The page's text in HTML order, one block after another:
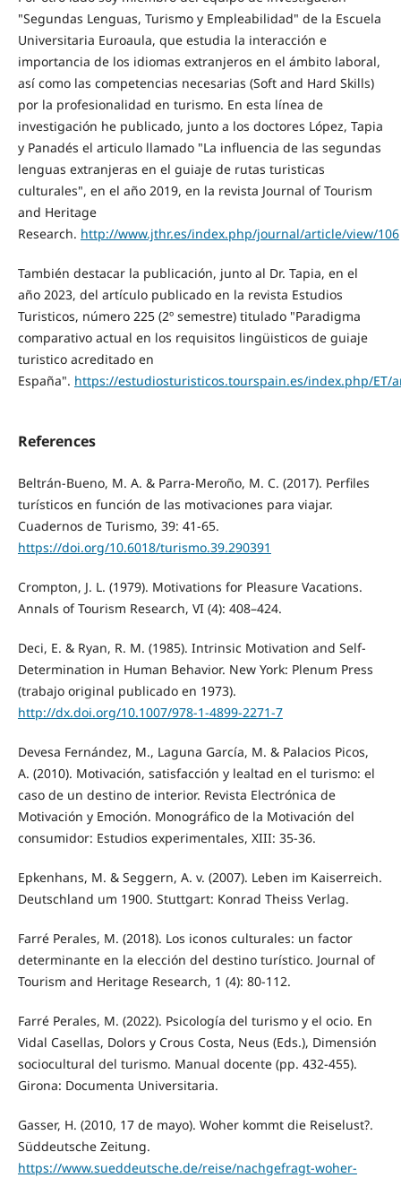
"Segundas Lenguas, Turismo y Empleabilidad" de la Escuela
Universitaria Euroaula, que estudia la interacción e
importancia de los idiomas extranjeros en el ámbito laboral,
así como las competencias necesarias (Soft and Hard Skills)
por la profesionalidad en turismo. En esta línea de
investigación he publicado, junto a los doctores López, Tapia
y Panadés el articulo llamado "La influencia de las segundas
lenguas extranjeras en el guiaje de rutas turisticas
culturales", en el año 2019, en la revista Journal of Tourism
and Heritage
Research. http://www.jthr.es/index.php/journal/article/view/106
También destacar la publicación, junto al Dr. Tapia, en el
año 2023, del artículo publicado en la revista Estudios
Turisticos, número 225 (2º semestre) titulado "Paradigma
comparativo actual en los requisitos lingüisticos de guiaje
turistico acreditado en
España". https://estudiosturisticos.tourspain.es/index.php/ET/
References
Beltrán-Bueno, M. A. & Parra-Meroño, M. C. (2017). Perfiles
turísticos en función de las motivaciones para viajar.
Cuadernos de Turismo, 39: 41-65.
https://doi.org/10.6018/turismo.39.290391
Crompton, J. L. (1979). Motivations for Pleasure Vacations.
Annals of Tourism Research, VI (4): 408–424.
Deci, E. & Ryan, R. M. (1985). Intrinsic Motivation and Self-
Determination in Human Behavior. New York: Plenum Press
(trabajo original publicado en 1973).
http://dx.doi.org/10.1007/978-1-4899-2271-7
Devesa Fernández, M., Laguna García, M. & Palacios Picos,
A. (2010). Motivación, satisfacción y lealtad en el turismo: el
caso de un destino de interior. Revista Electrónica de
Motivación y Emoción. Monográfico de la Motivación del
consumidor: Estudios experimentales, XIII: 35-36.
Epkenhans, M. & Seggern, A. v. (2007). Leben im Kaiserreich.
Deutschland um 1900. Stuttgart: Konrad Theiss Verlag.
Farré Perales, M. (2018). Los iconos culturales: un factor
determinante en la elección del destino turístico. Journal of
Tourism and Heritage Research, 1 (4): 80-112.
Farré Perales, M. (2022). Psicología del turismo y el ocio. En
Vidal Casellas, Dolors y Crous Costa, Neus (Eds.), Dimensión
sociocultural del turismo. Manual docente (pp. 432-455).
Girona: Documenta Universitaria.
Gasser, H. (2010, 17 de mayo). Woher kommt die Reiselust?.
Süddeutsche Zeitung.
https://www.sueddeutsche.de/reise/nachgefragt-woher-